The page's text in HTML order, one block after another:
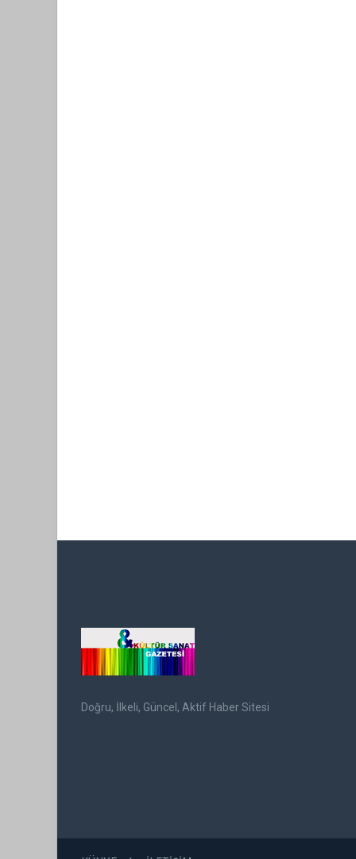
Doğru, İlkeli, Güncel, Aktif Haber Sitesi